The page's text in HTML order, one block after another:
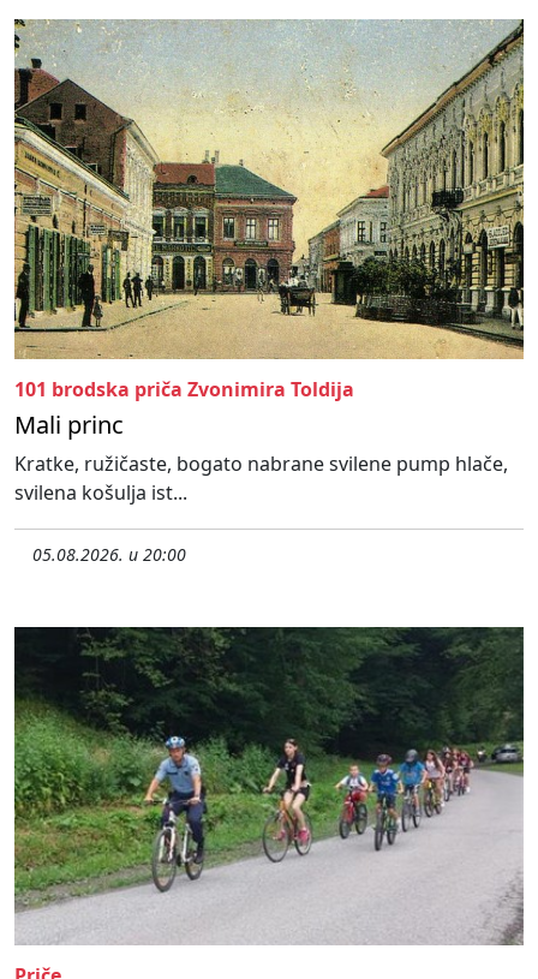
101 brodska priča Zvonimira Toldija
Mali princ
Kratke, ružičaste, bogato nabrane svilene pump hlače,
svilena košulja ist...
05.08.2026. u 20:00